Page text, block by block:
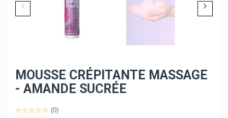
MOUSSE CRÉPITANTE MASSAGE
- AMANDE SUCRÉE
(0)